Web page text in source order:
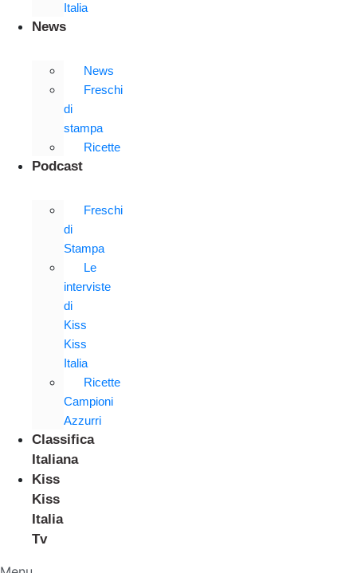
Italia
News
News
Freschi
di
stampa
Ricette
Podcast
Freschi
di
Stampa
Le
interviste
di
Kiss
Kiss
Italia
Ricette
Campioni
Azzurri
Classifica
Italiana
Kiss
Kiss
Italia
Tv